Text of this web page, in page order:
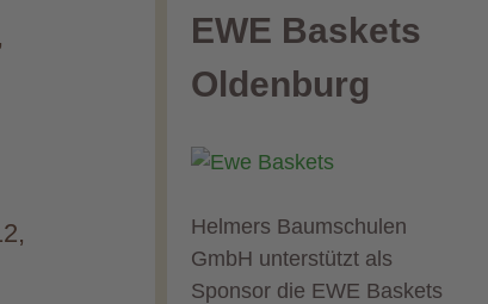
EWE Baskets
Oldenburg
Helmers Baumschulen
GmbH unterstützt als
Sponsor die EWE Baskets